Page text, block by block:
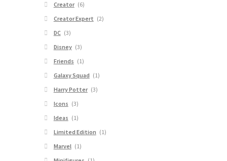
Creator (6)
Creator Expert (2)
DC (3)
Disney (3)
Friends (1)
Galaxy Squad (1)
Harry Potter (3)
Icons (3)
Ideas (1)
Limited Edition (1)
Marvel (1)